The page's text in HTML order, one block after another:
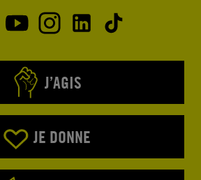
J’AGIS
JE DONNE